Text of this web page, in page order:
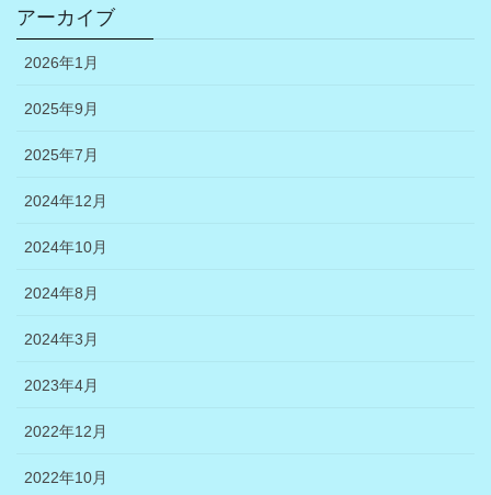
アーカイブ
2026年1月
2025年9月
2025年7月
2024年12月
2024年10月
2024年8月
2024年3月
2023年4月
2022年12月
2022年10月